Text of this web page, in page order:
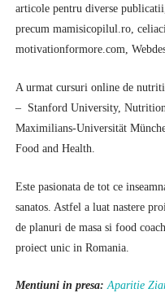
articole pentru diverse
precum mamisicopilul.ro,
motivationformore.com,
A urmat cursuri online de
– Stanford University,
Maximilians-Universität
Food and Health.
Este pasionata de tot ce
sanatos. Astfel a luat nastere
de planuri de masa si food
proiect unic in Romania.
Mentiuni in presa: Aparitie